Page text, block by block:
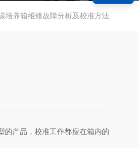
培养箱维修故障分析及校准方法
的产品，校准工作都应在箱内的